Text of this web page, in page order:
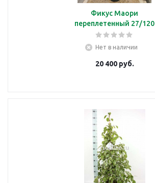
Фикус Маори
переплетенный 27/120
Нет в наличии
20 400руб.